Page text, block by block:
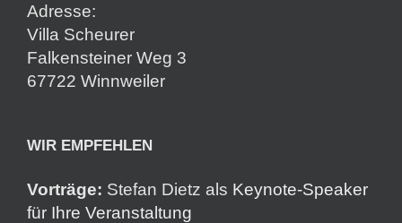
Adresse:
Villa Scheurer
Falkensteiner Weg 3
67722 Winnweiler
WIR EMPFEHLEN
Vorträge: Stefan Dietz als Keynote-Speaker
für Ihre Veranstaltung